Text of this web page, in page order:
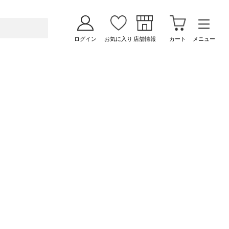
ログイン お気に入り 店舗情報 カート メニュー